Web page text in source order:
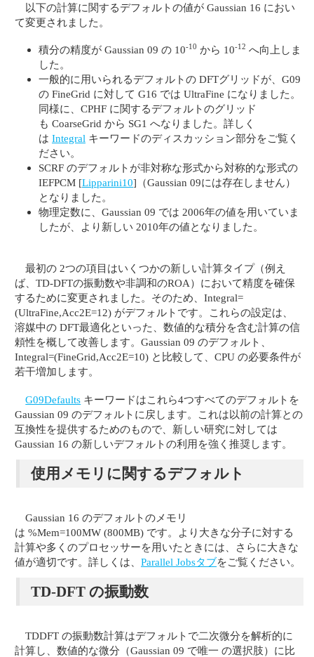
以下の計算に関するデフォルトの値が Gaussian 16 におい
て変更されました。
積分の精度が Gaussian 09 の 10-10 から 10-12 へ向上しま
した。
一般的に用いられるデフォルトの DFTグリッドが、G09
の FineGrid に対して G16 では UltraFine になりました。
同様に、CPHF に関するデフォルトのグリッド
も CoarseGrid から SG1 へなりました。詳しく
は Integral キーワードのディスカッション部分をご覧く
ださい。
SCRF のデフォルトが非対称な形式から対称的な形式の
IEFPCM [Lipparini10]（Gaussian 09には存在しません）
となりました。
物理定数に、Gaussian 09 では 2006年の値を用いていま
したが、より新しい 2010年の値となりました。
最初の 2つの項目はいくつかの新しい計算タイプ（例え
ば、TD-DFTの振動数や非調和のROA）において精度を確保
するために変更されました。そのため、Integral=
(UltraFine,Acc2E=12) がデフォルトです。これらの設定は、
溶媒中の DFT最適化といった、数値的な積分を含む計算の信
頼性を概して改善します。Gaussian 09 のデフォルト、
Integral=(FineGrid,Acc2E=10) と比較して、CPU の必要条件が
若干増加します。
G09Defaults キーワードはこれら4つすべてのデフォルトを
Gaussian 09 のデフォルトに戻します。これは以前の計算との
互換性を提供するためのもので、新しい研究に対しては
Gaussian 16 の新しいデフォルトの利用を強く推奨します。
使用メモリに関するデフォルト
Gaussian 16 のデフォルトのメモリ
は %Mem=100MW (800MB) です。より大きな分子に対する
計算や多くのプロセッサーを用いたときには、さらに大きな
値が適切です。詳しくは、Parallel Jobsタブをご覧ください。
TD-DFT の振動数
TDDFT の振動数計算はデフォルトで二次微分を解析的に
計算し、数値的な微分（Gaussian 09 で唯一 の選択肢）に比